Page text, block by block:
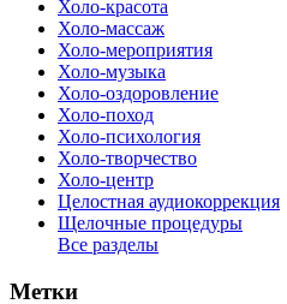
Холо-красота
Холо-массаж
Холо-мероприятия
Холо-музыка
Холо-оздоровление
Холо-поход
Холо-психология
Холо-творчество
Холо-центр
Целостная аудиокоррекция
Щелочные процедуры
Все разделы
Метки